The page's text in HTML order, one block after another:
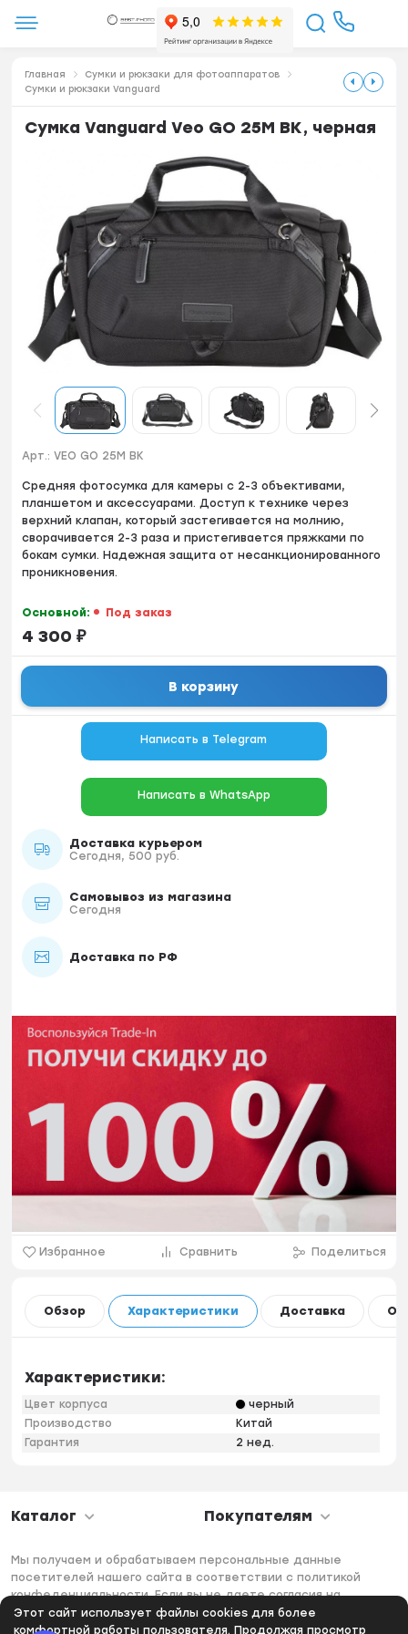
Этот сайт использует файлы cookies для более
комфортной работы пользователя. Продолжая просмотр
Главная
Сумки и рюкзаки для фотоаппаратов
Сумки и рюкзаки Vanguard
Сумка Vanguard Veo GO 25M BK, черная
Арт.: VEO GO 25M BK
Средняя фотосумка для камеры с 2-3 объективами,
планшетом и аксессуарами. Доступ к технике через
верхний клапан, который застегивается на молнию,
сворачивается 2-3 раза и пристегивается пряжками по
бокам сумки. Надежная защита от несанкционированного
проникновения.
Основной: Под заказ
4 300 ₽
В корзину
Написать в Telegram
Написать в WhatsApp
Доставка курьером
Сегодня, 500 руб.
Самовывоз из магазина
Сегодня
Доставка по РФ
Избранное Сравнить Поделиться
Обзор Характеристики Доставка
Характеристики:
Цвет корпуса
черный
Производство
Китай
Гарантия
2 нед.
Каталог Покупателям
Мы получаем и обрабатываем персональные данные
посетителей нашего сайта в соответствии с политикой
конфеденциальности. Если вы не даете согласия на
обработку своих персональных данных, вам необходимо
покинуть наш сайт.